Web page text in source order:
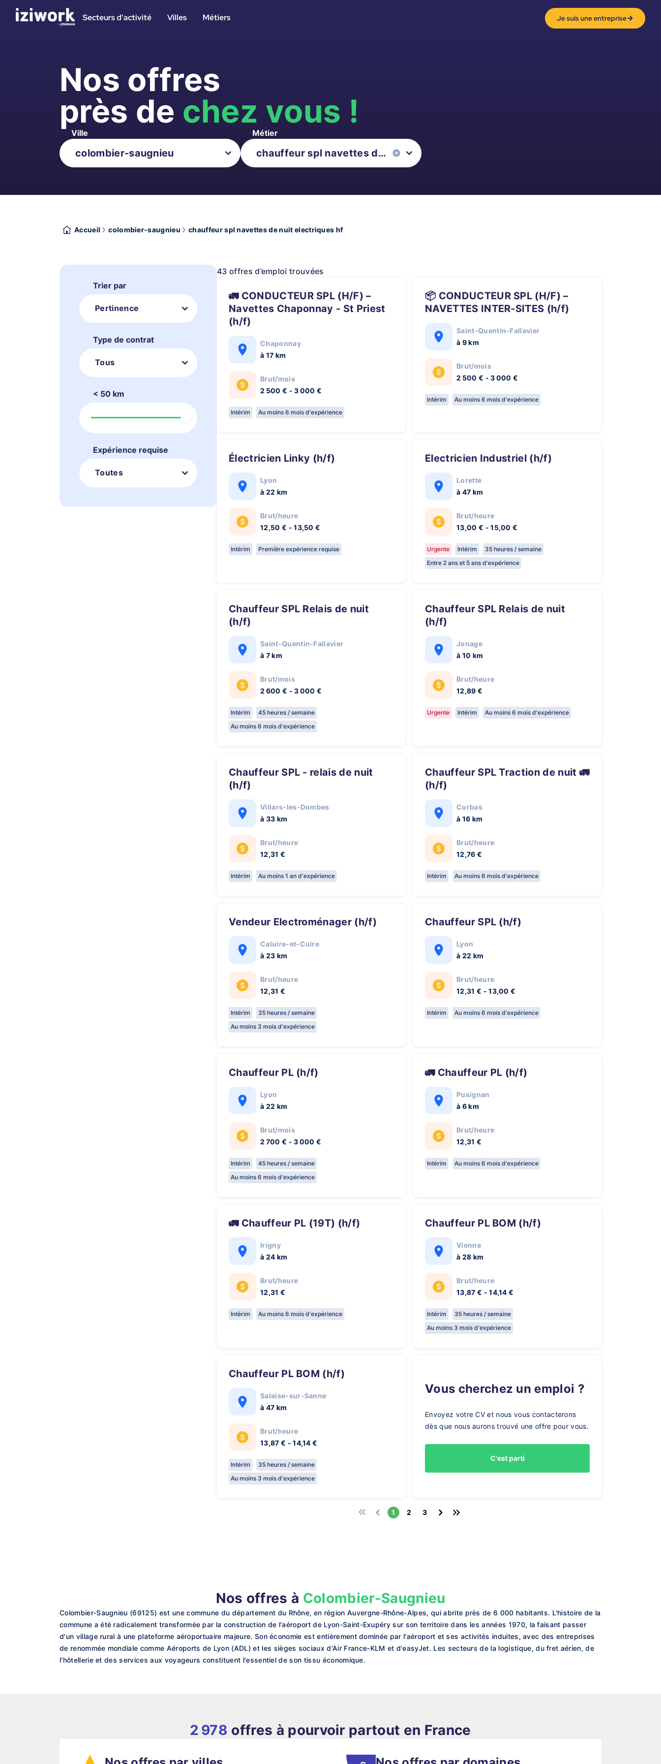
Secteurs d'activité Villes Métiers Je suis une entreprise
Nos offres
près de chez vous !
Ville Métier
Accueil colombier-saugnieu chauffeur spl navettes de nuit electriques hf
Trier par
Pertinence
Type de contrat
Tous
< 50 km
Expérience requise
Toutes
43 offres d’emploi trouvées
🚛 CONDUCTEUR SPL (H/F) –
Navettes Chaponnay - St Priest
(h/f)
Chaponnay
à 17 km
Brut/mois
2 500 € - 3 000 €
Intérim Au moins 6 mois d'expérience
📦 CONDUCTEUR SPL (H/F) –
NAVETTES INTER-SITES (h/f)
Saint-Quentin-Fallavier
à 9 km
Brut/mois
2 500 € - 3 000 €
Intérim Au moins 6 mois d'expérience
Électricien Linky (h/f)
Lyon
à 22 km
Brut/heure
12,50 € - 13,50 €
Intérim Première expérience requise
Electricien Industriel (h/f)
Lorette
à 47 km
Brut/heure
13,00 € - 15,00 €
Urgente Intérim
35 heures / semaine
Entre 2 ans et 5 ans d'expérience
Chauffeur SPL Relais de nuit
(h/f)
Saint-Quentin-Fallavier
à 7 km
Brut/mois
2 600 € - 3 000 €
Intérim
45 heures / semaine
Au moins 6 mois d'expérience
Chauffeur SPL Relais de nuit
(h/f)
Jonage
à 10 km
Brut/heure
12,89 €
Urgente Intérim Au moins 6 mois d'expérience
Chauffeur SPL - relais de nuit
(h/f)
Villars-les-Dombes
à 33 km
Brut/heure
12,31 €
Intérim Au moins 1 an d'expérience
Chauffeur SPL Traction de nuit 🚛
(h/f)
Corbas
à 16 km
Brut/heure
12,76 €
Intérim Au moins 6 mois d'expérience
Vendeur Electroménager (h/f)
Caluire-et-Cuire
à 23 km
Brut/heure
12,31 €
Intérim
35 heures / semaine
Au moins 3 mois d'expérience
Chauffeur SPL (h/f)
Lyon
à 22 km
Brut/heure
12,31 € - 13,00 €
Intérim Au moins 6 mois d'expérience
Chauffeur PL (h/f)
Lyon
à 22 km
Brut/mois
2 700 € - 3 000 €
Intérim
45 heures / semaine
Au moins 6 mois d'expérience
🚛 Chauffeur PL (h/f)
Pusignan
à 6 km
Brut/heure
12,31 €
Intérim Au moins 6 mois d'expérience
🚛 Chauffeur PL (19T) (h/f)
Irigny
à 24 km
Brut/heure
12,31 €
Intérim Au moins 6 mois d'expérience
Chauffeur PL BOM (h/f)
Vienne
à 28 km
Brut/heure
13,87 € - 14,14 €
Intérim
35 heures / semaine
Au moins 3 mois d'expérience
Chauffeur PL BOM (h/f)
Salaise-sur-Sanne
à 47 km
Brut/heure
13,87 € - 14,14 €
Intérim
35 heures / semaine
Au moins 3 mois d'expérience
Vous cherchez un emploi ?
Envoyez votre CV et nous vous contacterons
dès que nous aurons trouvé une offre pour vous.
C'est parti
1 2 3
Nos offres à Colombier-Saugnieu
Colombier-Saugnieu (69125) est une commune du département du Rhône, en région Auvergne-Rhône-Alpes, qui abrite près de 6 000 habitants. L'histoire de la
commune a été radicalement transformée par la construction de l'aéroport de Lyon-Saint-Exupéry sur son territoire dans les années 1970, la faisant passer
d'un village rural à une plateforme aéroportuaire majeure. Son économie est entièrement dominée par l'aéroport et ses activités induites, avec des entreprises
de renommée mondiale comme Aéroports de Lyon (ADL) et les sièges sociaux d'Air France-KLM et d'easyJet. Les secteurs de la logistique, du fret aérien, de
l'hôtellerie et des services aux voyageurs constituent l'essentiel de son tissu économique.
2 978 offres à pourvoir partout en France